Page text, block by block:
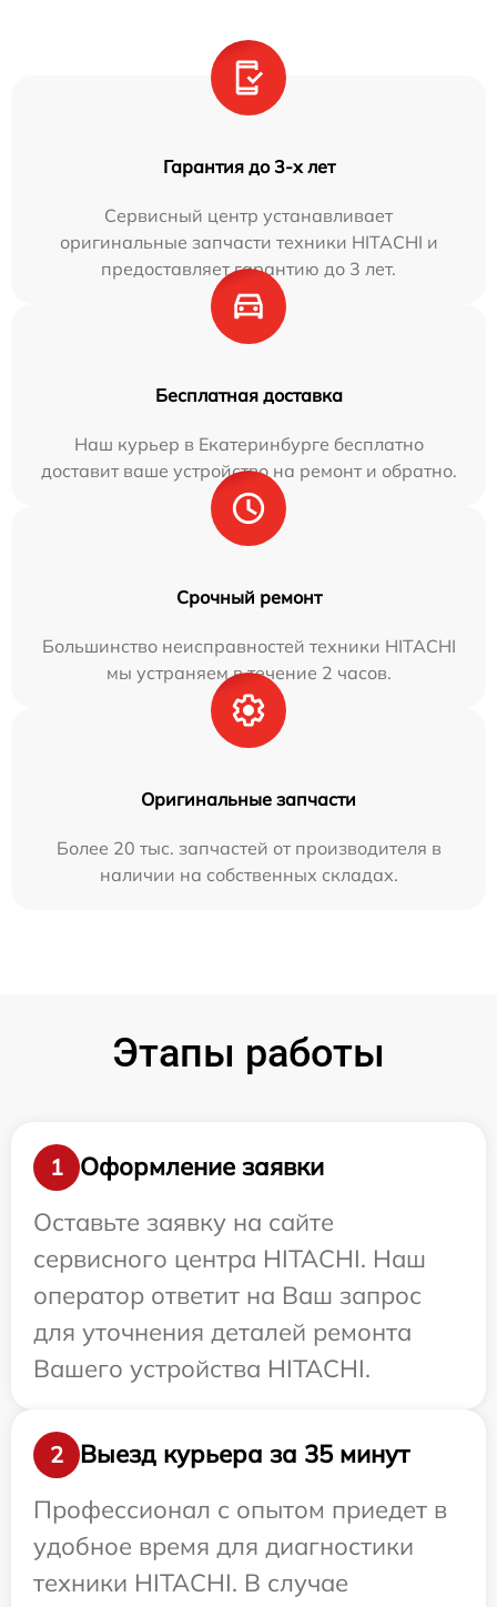
Гарантия до 3-х лет
Сервисный центр устанавливает
оригинальные запчасти техники HITACHI и
предоставляет гарантию до 3 лет.
Бесплатная доставка
Наш курьер в Екатеринбурге бесплатно
доставит ваше устройство на ремонт и обратно.
Срочный ремонт
Большинство неисправностей техники HITACHI
мы устраняем в течение 2 часов.
Оригинальные запчасти
Более 20 тыс. запчастей от производителя в
наличии на собственных складах.
Этапы работы
1
Оформление заявки
Оставьте заявку на сайте
сервисного центра HITACHI. Наш
оператор ответит на Ваш запрос
для уточнения деталей ремонта
Вашего устройства HITACHI.
2
Выезд курьера за 35 минут
Профессионал с опытом приедет в
удобное время для диагностики
техники HITACHI. В случае